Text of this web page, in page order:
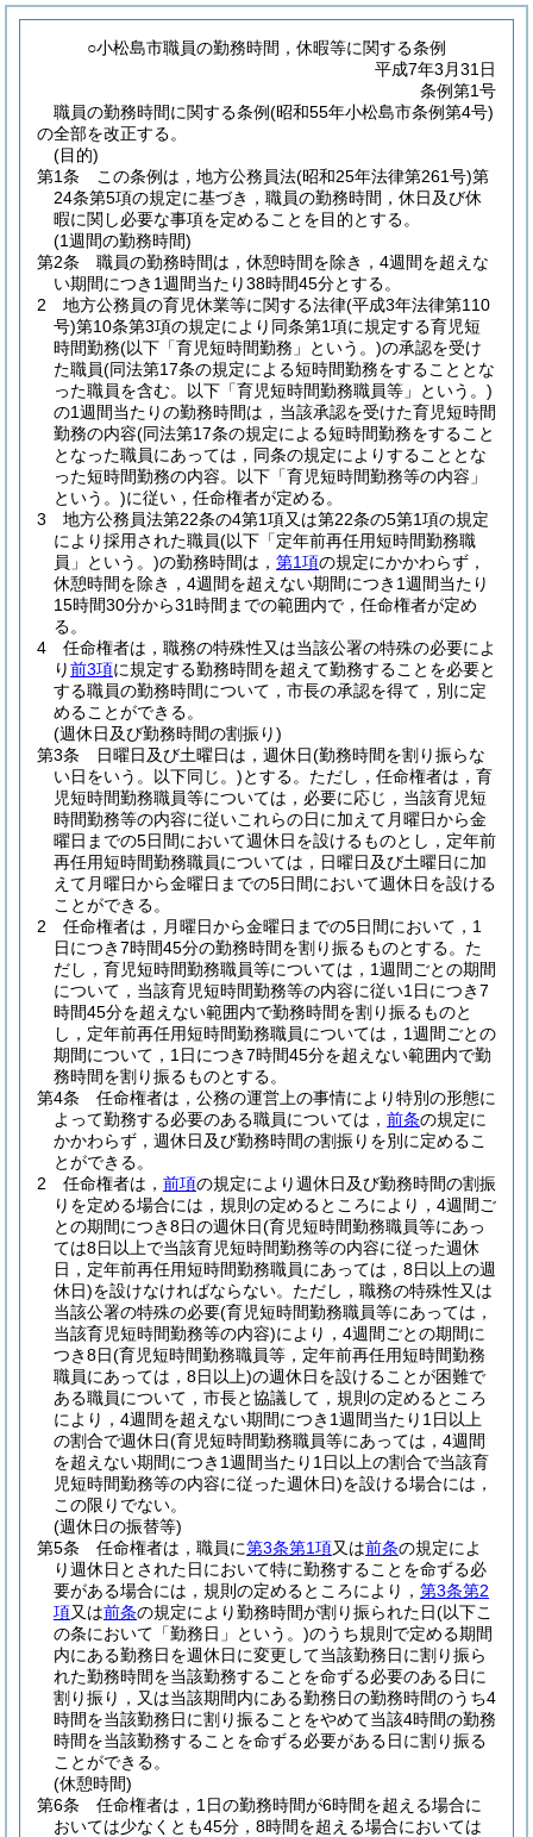
○小松島市職員の勤務時間，休暇等に関する条例
平成7年3月31日
条例第1号
職員の勤務時間に関する条例(昭和55年小松島市条例第4号)
の全部を改正する。
(目的)
第1条
この条例は，地方公務員法(昭和25年法律第261号)第
24条第5項の規定に基づき，職員の勤務時間，休日及び休
暇に関し必要な事項を定めることを目的とする。
(1週間の勤務時間)
第2条
職員の勤務時間は，休憩時間を除き，4週間を超えな
い期間につき1週間当たり38時間45分とする。
2
地方公務員の育児休業等に関する法律(平成3年法律第110
号)第10条第3項の規定により同条第1項に規定する育児短
時間勤務(以下「育児短時間勤務」という。)の承認を受け
た職員(同法第17条の規定による短時間勤務をすることとな
った職員を含む。以下「育児短時間勤務職員等」という。)
の1週間当たりの勤務時間は，当該承認を受けた育児短時間
勤務の内容(同法第17条の規定による短時間勤務をすること
となった職員にあっては，同条の規定によりすることとな
った短時間勤務の内容。以下「育児短時間勤務等の内容」
という。)に従い，任命権者が定める。
3
地方公務員法第22条の4第1項又は第22条の5第1項の規定
により採用された職員(以下「定年前再任用短時間勤務職
員」という。)の勤務時間は， 第1項の規定にかかわらず，
休憩時間を除き，4週間を超えない期間につき1週間当たり
15時間30分から31時間までの範囲内で，任命権者が定め
る。
4
任命権者は，職務の特殊性又は当該公署の特殊の必要によ
り前3項に規定する勤務時間を超えて勤務することを必要と
する職員の勤務時間について，市長の承認を得て，別に定
めることができる。
(週休日及び勤務時間の割振り)
第3条
日曜日及び土曜日は，週休日(勤務時間を割り振らな
い日をいう。以下同じ。)とする。 ただし，任命権者は，育
児短時間勤務職員等については，必要に応じ，当該育児短
時間勤務等の内容に従いこれらの日に加えて月曜日から金
曜日までの5日間において週休日を設けるものとし，定年前
再任用短時間勤務職員については，日曜日及び土曜日に加
えて月曜日から金曜日までの5日間において週休日を設ける
ことができる。
2
任命権者は，月曜日から金曜日までの5日間において，1
日につき7時間45分の勤務時間を割り振るものとする。 た
だし，育児短時間勤務職員等については，1週間ごとの期間
について，当該育児短時間勤務等の内容に従い1日につき7
時間45分を超えない範囲内で勤務時間を割り振るものと
し，定年前再任用短時間勤務職員については，1週間ごとの
期間について，1日につき7時間45分を超えない範囲内で勤
務時間を割り振るものとする。
第4条
任命権者は，公務の運営上の事情により特別の形態に
よって勤務する必要のある職員については， 前条の規定に
かかわらず，週休日及び勤務時間の割振りを別に定めるこ
とができる。
2
任命権者は， 前項の規定により週休日及び勤務時間の割振
りを定める場合には，規則の定めるところにより，4週間ご
との期間につき8日の週休日(育児短時間勤務職員等にあっ
ては8日以上で当該育児短時間勤務等の内容に従った週休
日，定年前再任用短時間勤務職員にあっては，8日以上の週
休日)を設けなければならない。 ただし，職務の特殊性又は
当該公署の特殊の必要(育児短時間勤務職員等にあっては，
当該育児短時間勤務等の内容)により，4週間ごとの期間に
つき8日(育児短時間勤務職員等，定年前再任用短時間勤務
職員にあっては，8日以上)の週休日を設けることが困難で
ある職員について，市長と協議して，規則の定めるところ
により，4週間を超えない期間につき1週間当たり1日以上
の割合で週休日(育児短時間勤務職員等にあっては，4週間
を超えない期間につき1週間当たり1日以上の割合で当該育
児短時間勤務等の内容に従った週休日)を設ける場合には，
この限りでない。
(週休日の振替等)
第5条
任命権者は，職員に第3条第1項又は前条の規定によ
り週休日とされた日において特に勤務することを命ずる必
要がある場合には，規則の定めるところにより， 第3条第2
項又は前条の規定により勤務時間が割り振られた日(以下こ
の条において「勤務日」という。)のうち規則で定める期間
内にある勤務日を週休日に変更して当該勤務日に割り振ら
れた勤務時間を当該勤務することを命ずる必要のある日に
割り振り，又は当該期間内にある勤務日の勤務時間のうち4
時間を当該勤務日に割り振ることをやめて当該4時間の勤務
時間を当該勤務することを命ずる必要がある日に割り振る
ことができる。
(休憩時間)
第6条
任命権者は，1日の勤務時間が6時間を超える場合に
おいては少なくとも45分，8時間を超える場合においては